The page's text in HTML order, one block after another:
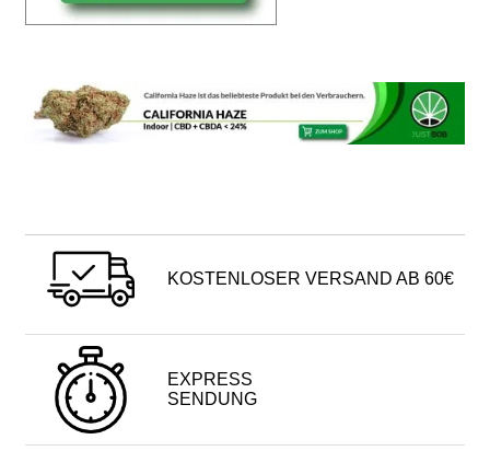
KOSTENLOSER VERSAND AB 60€
EXPRESS
SENDUNG